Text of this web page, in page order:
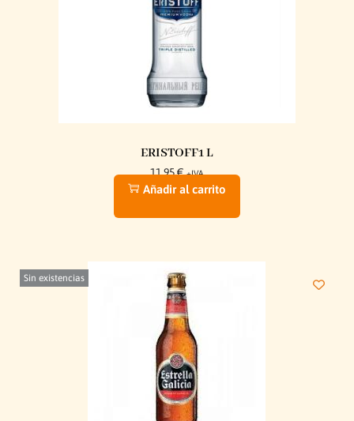
ERISTOFF1 L
11,95€ +IVA
Añadir al carrito
Sin existencias